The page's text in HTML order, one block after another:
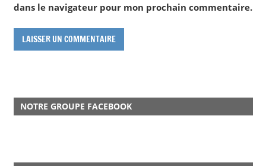
dans le navigateur pour mon prochain commentaire.
NOTRE GROUPE FACEBOOK